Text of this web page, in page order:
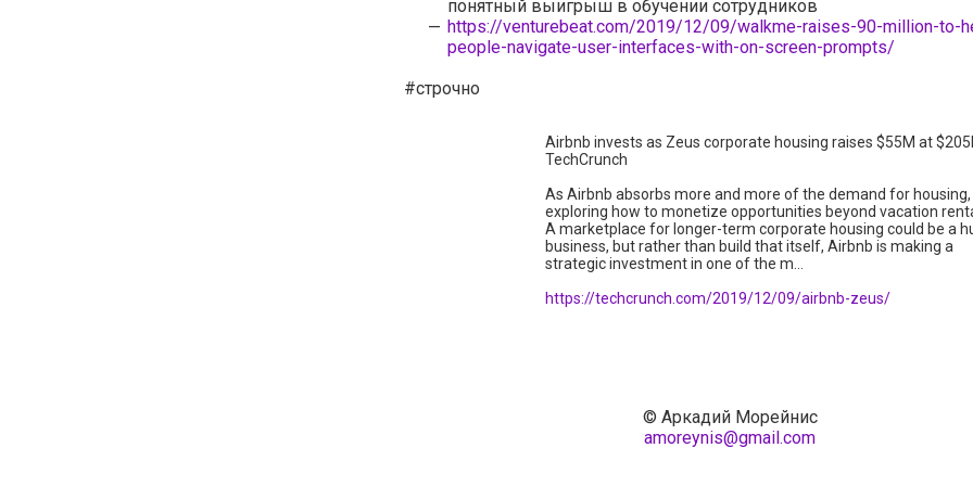
понятный выигрыш в обучении сотрудников
https://venturebeat.com/2019/12/09/walkme-raises-90-million-to-
people-navigate-user-interfaces-with-on-screen-prompts/
#строчно
Airbnb invests as Zeus corporate housing raises $55M at
TechCrunch
As Airbnb absorbs more and more of the demand for housing,
exploring how to monetize opportunities beyond vacation
A marketplace for longer-term corporate housing could be a
business, but rather than build that itself, Airbnb is making a
strategic investment in one of the m…
https://techcrunch.com/2019/12/09/airbnb-zeus/
© Аркадий Морейнис
amoreynis@gmail.com